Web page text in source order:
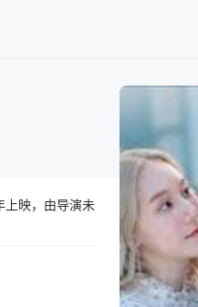
上映，由导演未